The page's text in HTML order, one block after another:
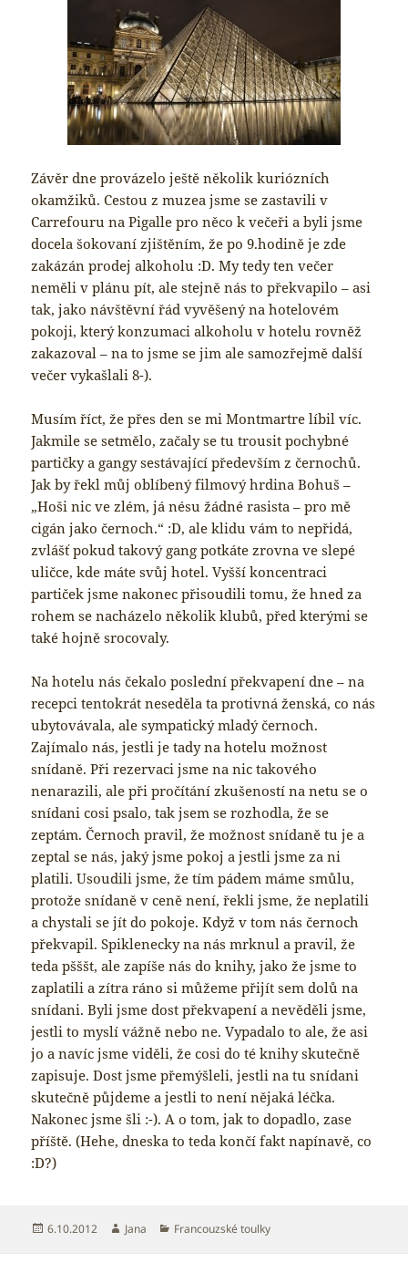
Závěr dne provázelo ještě několik kuriózních
okamžiků. Cestou z muzea jsme se zastavili v
Carrefouru na Pigalle pro něco k večeři a byli jsme
docela šokovaní zjištěním, že po 9.hodině je zde
zakázán prodej alkoholu :D. My tedy ten večer
neměli v plánu pít, ale stejně nás to překvapilo – asi
tak, jako návštěvní řád vyvěšený na hotelovém
pokoji, který konzumaci alkoholu v hotelu rovněž
zakazoval – na to jsme se jim ale samozřejmě další
večer vykašlali 8-).
Musím říct, že přes den se mi Montmartre líbil víc.
Jakmile se setmělo, začaly se tu trousit pochybné
partičky a gangy sestávající především z černochů.
Jak by řekl můj oblíbený filmový hrdina Bohuš –
„Hoši nic ve zlém, já nésu žádné rasista – pro mě
cigán jako černoch.“ :D, ale klidu vám to nepřidá,
zvlášť pokud takový gang potkáte zrovna ve slepé
uličce, kde máte svůj hotel. Vyšší koncentraci
partiček jsme nakonec přisoudili tomu, že hned za
rohem se nacházelo několik klubů, před kterými se
také hojně srocovaly.
Na hotelu nás čekalo poslední překvapení dne – na
recepci tentokrát neseděla ta protivná ženská, co nás
ubytovávala, ale sympatický mladý černoch.
Zajímalo nás, jestli je tady na hotelu možnost
snídaně. Při rezervaci jsme na nic takového
nenarazili, ale při pročítání zkušeností na netu se o
snídani cosi psalo, tak jsem se rozhodla, že se
zeptám. Černoch pravil, že možnost snídaně tu je a
zeptal se nás, jaký jsme pokoj a jestli jsme za ni
platili. Usoudili jsme, že tím pádem máme smůlu,
protože snídaně v ceně není, řekli jsme, že neplatili
a chystali se jít do pokoje. Když v tom nás černoch
překvapil. Spiklenecky na nás mrknul a pravil, že
teda pšššt, ale zapíše nás do knihy, jako že jsme to
zaplatili a zítra ráno si můžeme přijít sem dolů na
snídani. Byli jsme dost překvapení a nevěděli jsme,
jestli to myslí vážně nebo ne. Vypadalo to ale, že asi
jo a navíc jsme viděli, že cosi do té knihy skutečně
zapisuje. Dost jsme přemýšleli, jestli na tu snídani
skutečně půjdeme a jestli to není nějaká léčka.
Nakonec jsme šli :-). A o tom, jak to dopadlo, zase
příště. (Hehe, dneska to teda končí fakt napínavě, co
:D?)
Publikováno:
6.10.2012 Autor:
Jana Rubriky:
Francouzské toulky